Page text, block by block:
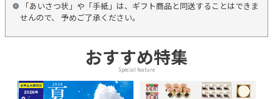
「あいさつ状」や「手紙」は、ギフト商品と同送することはできま
せんので、 予めご了承ください。
おすすめ特集
Special feature